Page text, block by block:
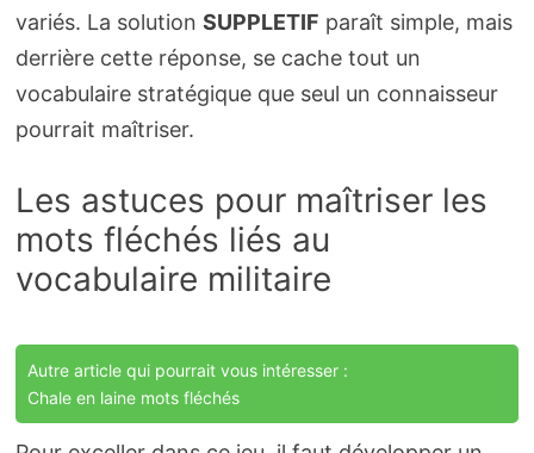
variés. La solution SUPPLETIF paraît simple, mais
derrière cette réponse, se cache tout un
vocabulaire stratégique que seul un connaisseur
pourrait maîtriser.
Les astuces pour maîtriser les
mots fléchés liés au
vocabulaire militaire
Autre article qui pourrait vous intéresser :
Chale en laine mots fléchés